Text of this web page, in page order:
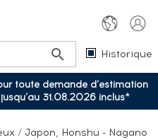
Historique
toute demande d’estimation
31.08.2026 inclus*
/ Japon, Honshu - Nagano